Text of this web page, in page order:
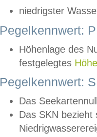
niedrigster
Pegelkennwert:
Höhenlage des
festgelegtes
Pegelkennwert:
Das
Das SKN